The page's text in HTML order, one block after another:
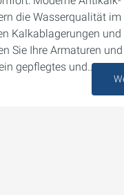
die Wasserqualität im
Kalkablagerungen und
Sie Ihre Armaturen
gepflegtes und…